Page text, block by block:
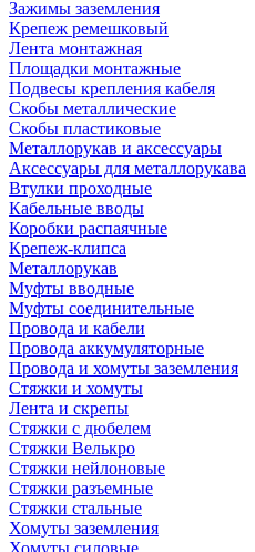
Зажимы заземления
Крепеж ремешковый
Лента монтажная
Площадки монтажные
Подвесы крепления кабеля
Скобы металлические
Скобы пластиковые
Металлорукав и аксессуары
Аксессуары для металлорукава
Втулки проходные
Кабельные вводы
Коробки распаячные
Крепеж-клипса
Металлорукав
Муфты вводные
Муфты соединительные
Провода и кабели
Провода аккумуляторные
Провода и хомуты заземления
Стяжки и хомуты
Лента и скрепы
Стяжки c дюбелем
Стяжки Велькро
Стяжки нейлоновые
Стяжки разъемные
Стяжки стальные
Хомуты заземления
Хомуты силовые